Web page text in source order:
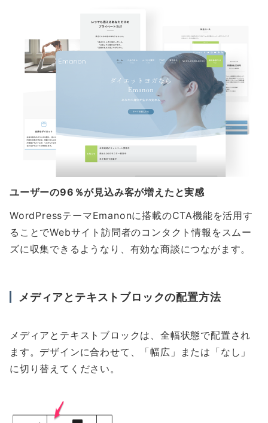
ユーザーの96％が見込み客が増えたと実感
WordPressテーマEmanonに搭載のCTA機能を活用す
ることでWebサイト訪問者のコンタクト情報をスムー
ズに収集できるようなり、有効な商談につながます。
メディアとテキストブロックの配置方法
メディアとテキストブロックは、全幅状態で配置され
ます。デザインに合わせて、「幅広」または「なし」
に切り替えてください。